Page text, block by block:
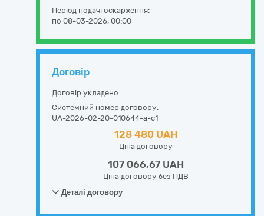
Період подачі оскарження:
по 08-03-2026, 00:00
Договір
Договір укладено
Системний номер договору:
UA-2026-02-20-010644-a-c1
128 480 UAH
Ціна договору
107 066,67 UAH
Ціна договору без ПДВ
Деталі договору